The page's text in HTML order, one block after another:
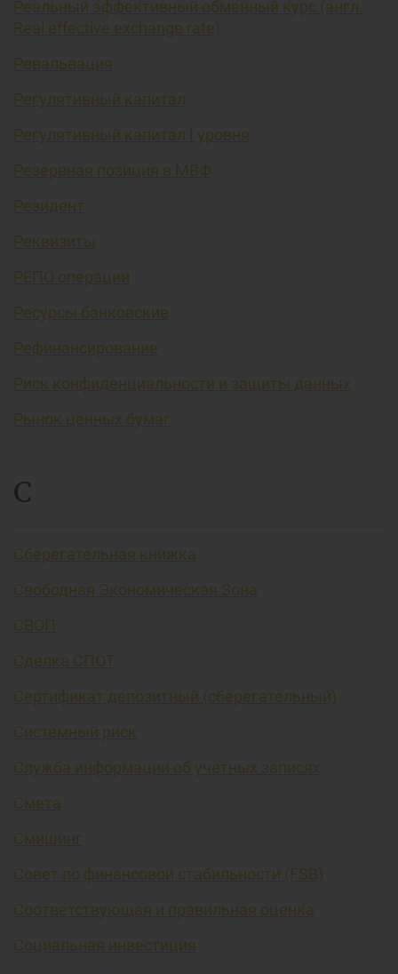
Реальный эффективный обменный курс (англ.
Real effective exchange rate)
Ревальвация
Регулятивный капитал
Регулятивный капитал I уровня
Резервная позиция в МВФ
Резидент
Реквизиты
РЕПО операции
Ресурсы банковские
Рефинансирование
Риск конфиденциальности и защиты данных
Рынок ценных бумаг
С
Сберегательная книжка
Свободная Экономическая Зона
СВОП
Сделка СПОТ
Сертификат депозитный (сберегательный)
Системный риск
Служба информации об учетных записях
Смета
Смишинг
Совет по финансовой стабильности (FSB)
Соответствующая и правильная оценка
Социальная инвестиция